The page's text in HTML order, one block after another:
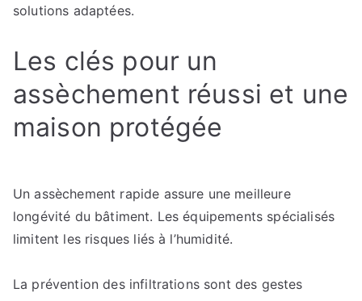
solutions adaptées.
Les clés pour un
assèchement réussi et une
maison protégée
Un assèchement rapide assure une meilleure
longévité du bâtiment. Les équipements spécialisés
limitent les risques liés à l’humidité.
La prévention des infiltrations sont des gestes